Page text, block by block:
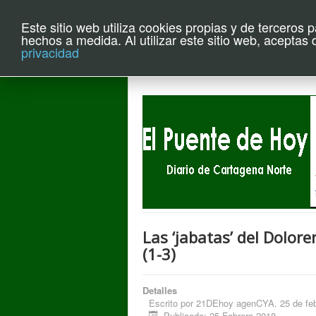
Archivo el
Las ‘jabatas’ del
(1-3)
Detalles
Escrito por 21DEhoy agenCYA. 25 de
Este sitio web utiliza cookies propias y de terceros
hechos a medida. Al utilizar este sitio web,
privacidad